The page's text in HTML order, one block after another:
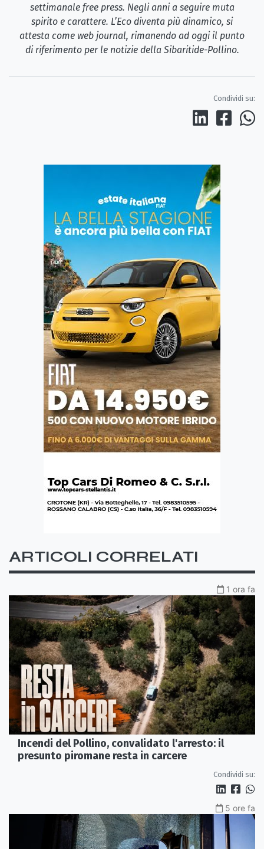
settimanale free press. Negli anni a seguire muta
spirito e carattere. L’Eco diventa più dinamico, si
attesta come web journal, rimanendo ad oggi il punto
di riferimento per le notizie della Sibaritide-Pollino.
Condividi su:
ARTICOLI CORRELATI
1 ora fa
Incendi del Pollino, convalidato l'arresto: il
presunto piromane resta in carcere
Condividi su:
5 ore fa